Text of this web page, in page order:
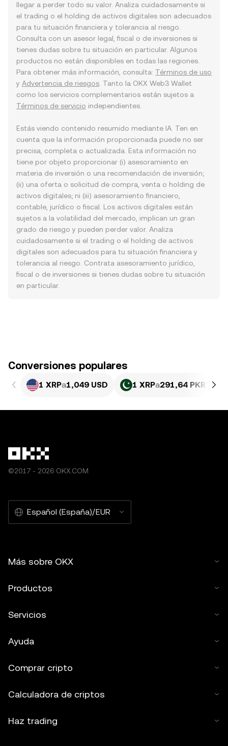
llegar a perder todo su valor. Analiza cuidadosamente si
el trading o el holding de activos digitales son adecuados
para tu situación financiera y tolerancia al riesgo.
Consulta con un asesor legal, fiscal o de inversiones si
tienes dudas sobre tu situación en particular. Algunos
productos no están disponibles en todas las regiones.
Para obtener más información, consulta: Términos de uso
y Advertencia de riesgos . Tanto la OKX Web3 Wallet
como los servicios complementarios están sujetos a
Términos de servicio independientes.
Estás viendo contenido resumido mediante IA. Ten en
cuenta que la información proporcionada puede no ser
precisa, completa o actualizada. Esta información no
tiene por objeto proporcionar (i) asesoramiento en
materia de inversión o una recomendación de inversión;
(ii) una oferta o solicitud de compra, venta o holding de
activos digitales; ni (iii) asesoramiento financiero,
contable, jurídico o fiscal. Los activos digitales están
sujetos a la volatilidad del mercado, implican un gran
grado de riesgo y pueden perder valor. Analiza
cuidadosamente si el trading o el holding de activos
digitales son adecuados para tu situación financiera y
tolerancia al riesgo. Contrata asesoramiento jurídico,
fiscal o de inversiones si tienes dudas sobre tu situación
en particular.
Conversiones populares
1 XRPa1,049 USD 1 XRPa291,64 PKR
©2017 - 2026 OKX.COM
Español (España)/EUR
Más sobre OKX
Productos
Servicios
Ayuda
Comprar cripto
Calculadora de criptos
Haz trading